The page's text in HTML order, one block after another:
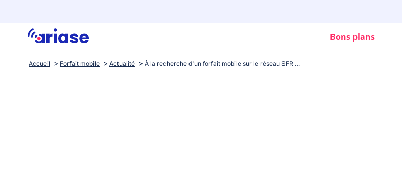
Bons plans
Accueil Forfait mobile Actualité À la recherche d'un forfait mobile sur le réseau SFR pour Noël ? Voici les meilleures offres pour ce mois de décembre.